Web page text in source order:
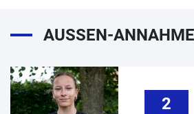
AUSSEN-ANNAHME
2